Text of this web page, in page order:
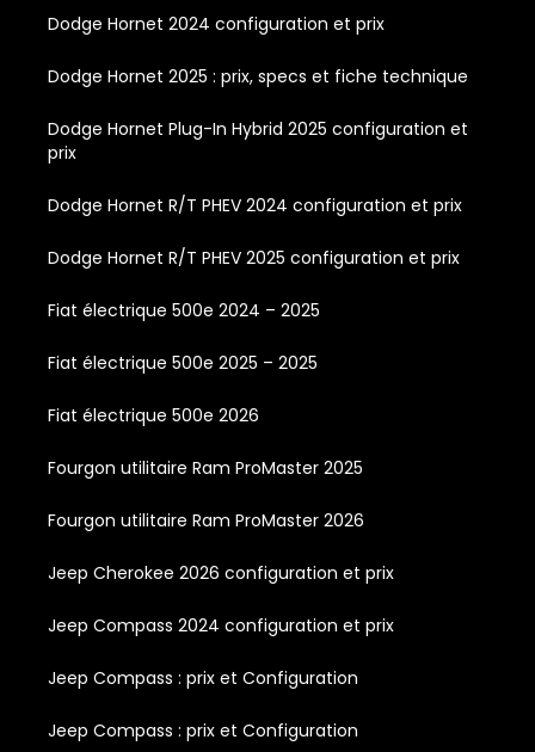
Dodge Hornet 2024 configuration et prix
Dodge Hornet 2025 : prix, specs et fiche technique
Dodge Hornet Plug-In Hybrid 2025 configuration et
prix
Dodge Hornet R/T PHEV 2024 configuration et prix
Dodge Hornet R/T PHEV 2025 configuration et prix
Fiat électrique 500e 2024 – 2025
Fiat électrique 500e 2025 – 2025
Fiat électrique 500e 2026
Fourgon utilitaire Ram ProMaster 2025
Fourgon utilitaire Ram ProMaster 2026
Jeep Cherokee 2026 configuration et prix
Jeep Compass 2024 configuration et prix
Jeep Compass : prix et Configuration
Jeep Compass : prix et Configuration